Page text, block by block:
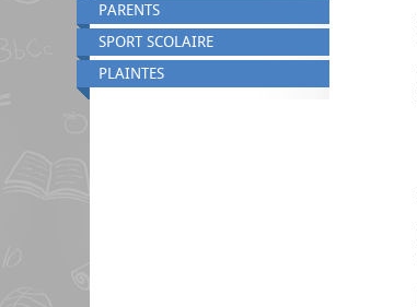
PARENTS
SPORT SCOLAIRE
PLAINTES